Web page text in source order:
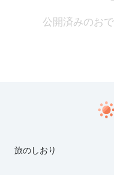
公開済みのお
旅のしおり